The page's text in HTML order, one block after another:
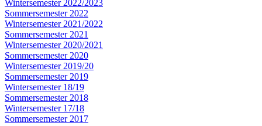
Wintersemester 2022/2023
Sommersemester 2022
Wintersemester 2021/2022
Sommersemester 2021
Wintersemester 2020/2021
Sommersemester 2020
Wintersemester 2019/20
Sommersemester 2019
Wintersemester 18/19
Sommersemester 2018
Wintersemester 17/18
Sommersemester 2017